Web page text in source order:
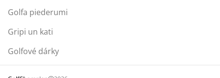
Golfa piederumi
Gripi un kati
Golfové dárky